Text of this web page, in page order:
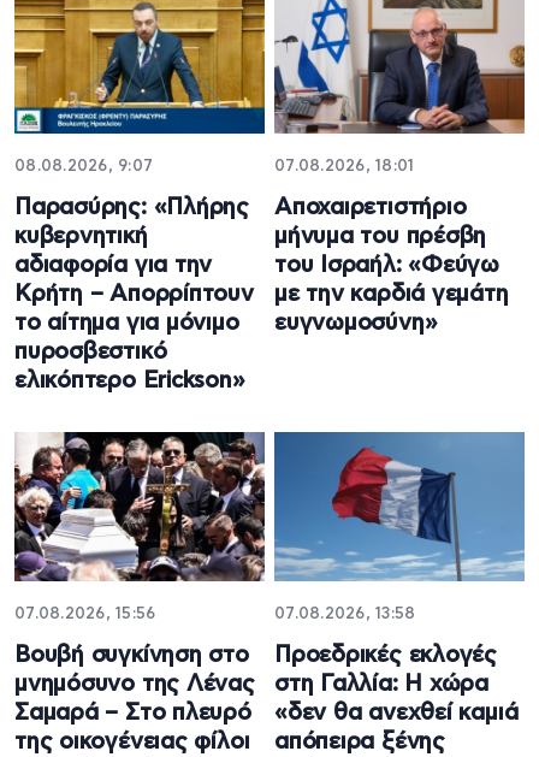
08.08.2026, 9:07
Παρασύρης: «Πλήρης
κυβερνητική
αδιαφορία για την
Κρήτη – Απορρίπτουν
το αίτημα για μόνιμο
πυροσβεστικό
ελικόπτερο Erickson»
07.08.2026, 18:01
Αποχαιρετιστήριο
μήνυμα του πρέσβη
του Ισραήλ: «Φεύγω
με την καρδιά γεμάτη
ευγνωμοσύνη»
07.08.2026, 15:56
Βουβή συγκίνηση στο
μνημόσυνο της Λένας
Σαμαρά – Στο πλευρό
της οικογένειας φίλοι
07.08.2026, 13:58
Προεδρικές εκλογές
στη Γαλλία: Η χώρα
«δεν θα ανεχθεί καμιά
απόπειρα ξένης